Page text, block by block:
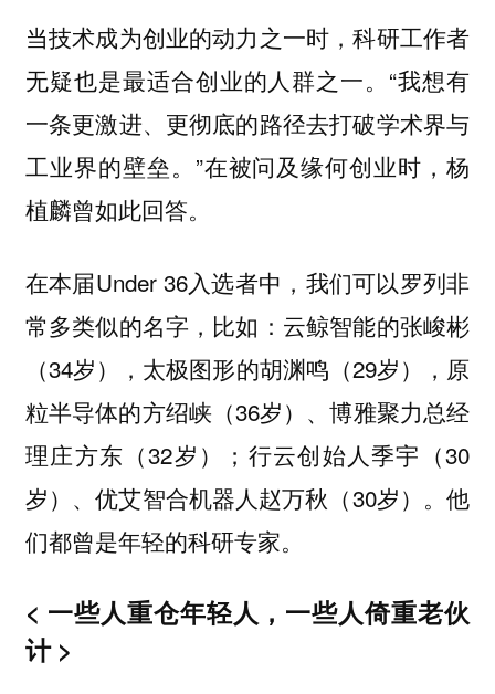
当技术成为创业的动力之一时，科研工作者
无疑也是最适合创业的人群之一。“我想有
一条更激进、更彻底的路径去打破学术界与
工业界的壁垒。”在被问及缘何创业时，杨
植麟曾如此回答。
在本届Under 36入选者中，我们可以罗列非
常多类似的名字，比如：云鲸智能的张峻彬
（34岁），太极图形的胡渊鸣（29岁），原
粒半导体的方绍峡（36岁）、博雅聚力总经
理庄方东（32岁）；行云创始人季宇（30
岁）、优艾智合机器人赵万秋（30岁）。他
们都曾是年轻的科研专家。
< 一些人重仓年轻人，一些人倚重老伙
计 >